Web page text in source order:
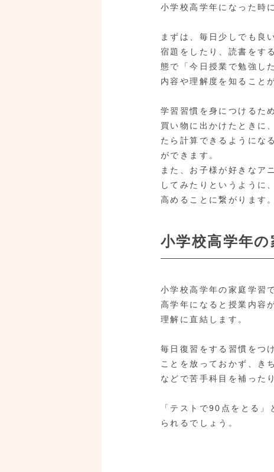
小学校高学年になった時
まずは、毎日少しでも良
宿題をしたり、読書をす
態で「今日授業で勉強し
内容や理解度を知ること
学習習慣を身につけるた
買い物に出かけたときに
たら計算できるようにな
ができます。
また、お子様が好きなア
してみたりというように
高めることに繋がります。
小学校高学年
小学校高学年の家庭学習
高学年になると授業内容
理解に直結します。
毎日復習をする習慣をつ
ことを放っておかず、き
などで苦手科目を補った
「テストで90点をとる
られるでしょう。